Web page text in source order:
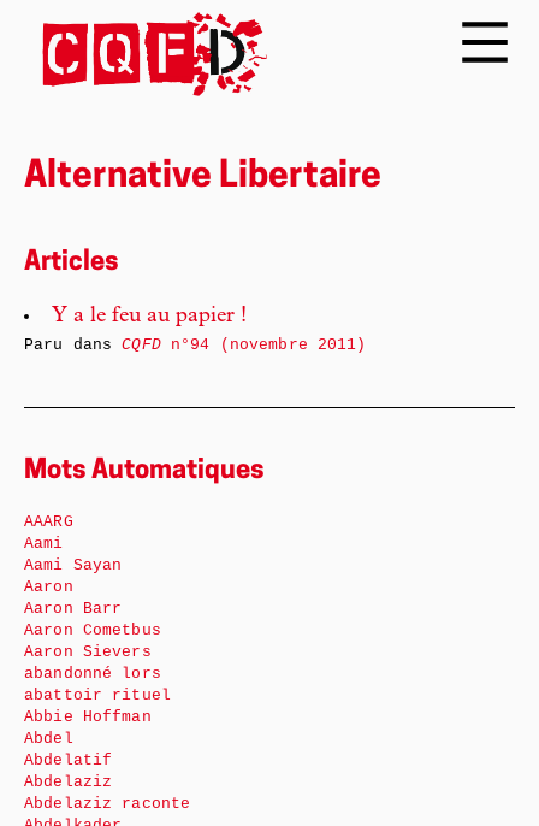
Alternative Libertaire
Articles
Y a le feu au papier !
Paru dansCQFDn°94 (novembre 2011)
Mots Automatiques
AAARG
Aami
Aami Sayan
Aaron
Aaron Barr
Aaron Cometbus
Aaron Sievers
abandonné lors
abattoir rituel
Abbie Hoffman
Abdel
Abdelatif
Abdelaziz
Abdelaziz raconte